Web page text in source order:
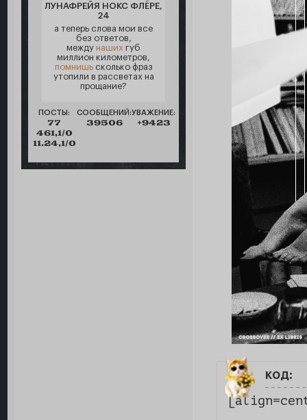
ЛУНАФРЕЙЯ НОКС ФЛЁРЕ,
24
а теперь слова мои все
без ответов,
между наших губ
миллион километров,
помнишьсколько фраз
утопили в рассветах на
прощание?
ПОСТЫ:
77
461,1/0
11.24,1/0
СООБЩЕНИЙ:
39506
УВАЖЕНИЕ:
+9423
код: